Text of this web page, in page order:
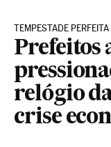
TEMPESTADE PERFEITA
Prefeitos
relógio
crise